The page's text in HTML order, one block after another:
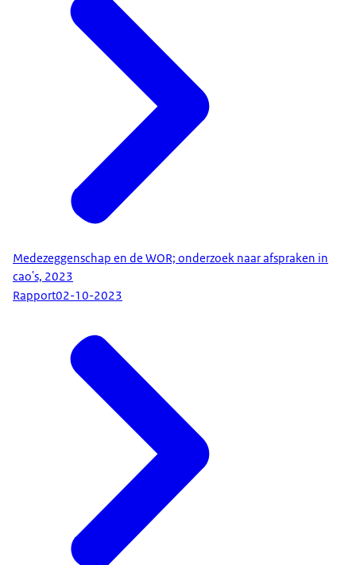
Medezeggenschap en de WOR; onderzoek naar afspraken in
cao's, 2023
Rapport02-10-2023